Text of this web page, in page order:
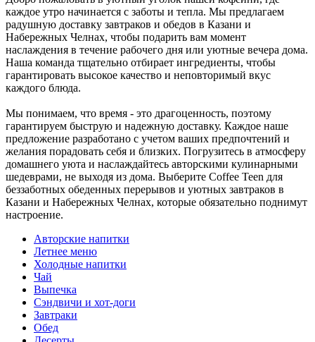
каждое утро начинается с заботы и тепла. Мы предлагаем
радушную доставку завтраков и обедов в Казани и
Набережных Челнах, чтобы подарить вам момент
наслаждения в течение рабочего дня или уютные вечера дома.
Наша команда тщательно отбирает ингредиенты, чтобы
гарантировать высокое качество и неповторимый вкус
каждого блюда.
Мы понимаем, что время - это драгоценность, поэтому
гарантируем быструю и надежную доставку. Каждое наше
предложение разработано с учетом ваших предпочтений и
желания порадовать себя и близких. Погрузитесь в атмосферу
домашнего уюта и наслаждайтесь авторскими кулинарными
шедеврами, не выходя из дома. Выберите Coffee Teen для
беззаботных обеденных перерывов и уютных завтраков в
Казани и Набережных Челнах, которые обязательно поднимут
настроение.
Авторские напитки
Летнее меню
Холодные напитки
Чай
Выпечка
Сэндвичи и хот-доги
Завтраки
Обед